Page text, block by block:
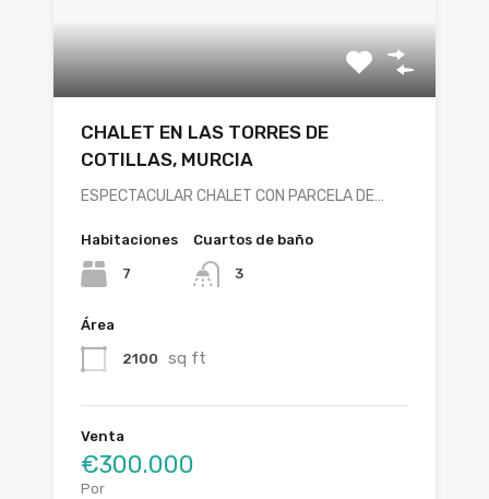
CHALET EN LAS TORRES DE
COTILLAS, MURCIA
ESPECTACULAR CHALET CON PARCELA DE…
Habitaciones
7
Cuartos de baño
3
Área
2100 sq ft
Venta
€300.000
Por